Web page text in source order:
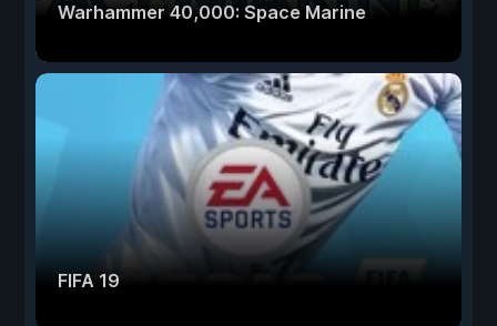
Warhammer 40,000: Space Marine
FIFA 19